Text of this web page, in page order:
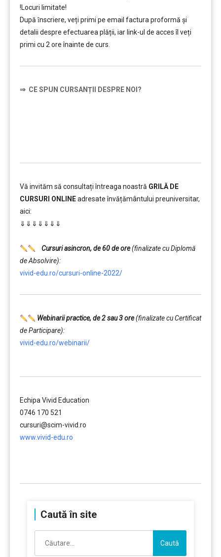
!Locuri limitate!
După ȋnscriere, veți primi pe email factura proformă și
detalii despre efectuarea plății, iar link-ul de acces îl veți
primi cu 2 ore înainte de curs.
⇒ CE SPUN CURSANȚII DESPRE NOI?
Vă invităm să consultați întreaga noastră GRILĂ DE
CURSURI ONLINEadresate învățământului preuniversitar,
aici:
⇓⇓⇓⇓⇓⇓⇓
Cursuri asincron, de 60 de ore(finalizate cu Diplomă
de Absolvire):
vivid-edu.ro/cursuri-online-2022/
Webinarii practice, de 2 sau 3 ore(finalizate cu Certificat
de Participare):
vivid-edu.ro/webinarii/
Echipa Vivid Education
0746 170 521
cursuri@scim-vivid.ro
www.vivid-edu.ro
Caută în site
după: